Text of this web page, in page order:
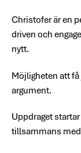
Christofer är en
driven och
nytt.
Möjligheten att
argument.
Uppdraget
tillsammans